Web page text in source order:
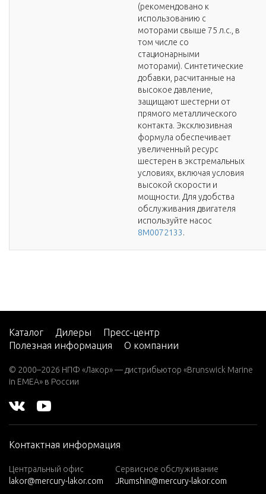
(рекомендовано к
использованию с
моторами свыше 75 л.с., в
том числе со
стационарными
моторами). Синтетические
добавки, расчитанные на
высокое давление,
защищают шестерни от
прямого металлического
контакта. Эксклюзивная
формула обеспечивает
увеличенный ресурс
шестерен в экстремальных
условиях, включая условия
высокой скорости и
мощности. Для удобства
обслуживания двигателя
используйте насос
8M0072133.
Каталог Дилеры
Пресс-центр
Полезная информация
О компании
© 2000–2026 НПФ «Лакор» — дистрибьютор «Brunswick Marine
in EMEA» в России
Контактная информация
Центральный офис
lakor@mercury-lakor.com
Сервисное обслуживание
JRumshin@mercury-lakor.com